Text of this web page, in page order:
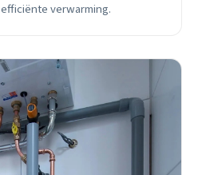
verwarming.